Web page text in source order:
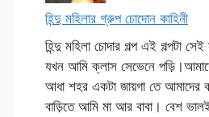
হিন্দু মহিলার গ্রুপ চোদোন কাহিনী
হিন্দু মহিলা চোদার গল্প এই গল্পটা
যখন আমি ক্লাস সেভেনে
আধা শহর একটা জায়গা তে আমাদের
বাড়িতে আমি মা আর বাবা। বেশ